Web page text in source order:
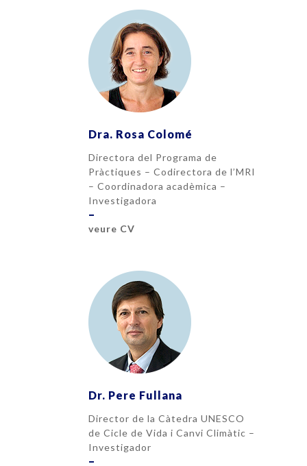
Dra. Rosa Colomé
Directora del Programa de
Pràctiques – Codirectora de l’MRI
– Coordinadora acadèmica –
Investigadora
–
veure CV
Dr. Pere Fullana
Director de la Càtedra UNESCO
de Cicle de Vida i Canvi Climàtic –
Investigador
–